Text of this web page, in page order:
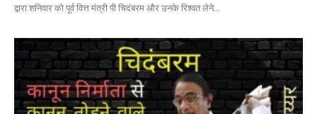
द्वारा शनिवार को पूर्व वित्त मंत्री पी चिदंबरम और उनके रिश्वत लेने...